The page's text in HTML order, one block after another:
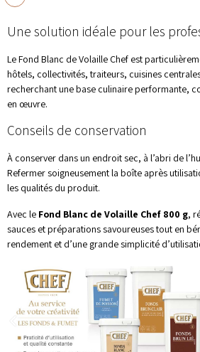
Une solution idéale pour les
Le Fond Blanc de Volaille Chef est
hôtels, collectivités, traiteurs, cuisines
recherchant une base culinaire performante,
en œuvre.
Conseils de conservation
À conserver dans un endroit sec, à l’abri de
Refermer soigneusement la boîte après
les qualités du produit.
Avec le Fond Blanc de Volaille Chef 800 g,
sauces et préparations savoureuses tout en
rendement et d’une grande simplicité